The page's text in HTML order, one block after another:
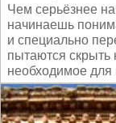
Чем серьёзнее
начинаешь
и специально
пытаются скрыть
необходимое